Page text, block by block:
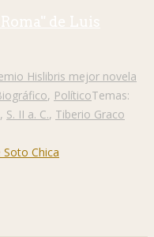
de Luis
Hislibris mejor novela
, PolíticoTemas:
, S. II a. C., Tiberio Graco